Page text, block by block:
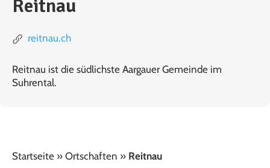
Reitnau
reitnau.ch
Reitnau ist die südlichste Aargauer Gemeinde im
Suhrental.
Startseite » Ortschaften » Reitnau